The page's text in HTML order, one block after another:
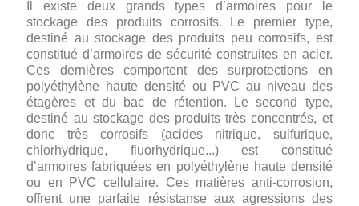
Il existe deux grands types d’armoires pour le
stockage des produits corrosifs. Le premier type,
destiné au stockage des produits peu corrosifs, est
constitué d’armoires de sécurité construites en acier.
Ces dernières comportent des surprotections en
polyéthylène haute densité ou PVC au niveau des
étagères et du bac de rétention. Le second type,
destiné au stockage des produits très concentrés, et
donc très corrosifs (acides nitrique, sulfurique,
chlorhydrique, fluorhydrique...) est constitué
d’armoires fabriquées en polyéthylène haute densité
ou en PVC cellulaire. Ces matières anti-corrosion,
offrent une parfaite résistanse aux agressions des